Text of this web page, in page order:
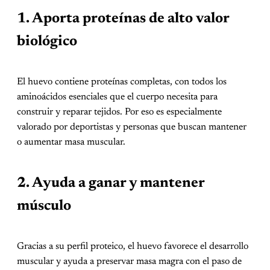
1. Aporta proteínas de alto valor
biológico
El huevo contiene proteínas completas, con todos los
aminoácidos esenciales que el cuerpo necesita para
construir y reparar tejidos. Por eso es especialmente
valorado por deportistas y personas que buscan mantener
o aumentar masa muscular.
2. Ayuda a ganar y mantener
músculo
Gracias a su perfil proteico, el huevo favorece el desarrollo
muscular y ayuda a preservar masa magra con el paso de